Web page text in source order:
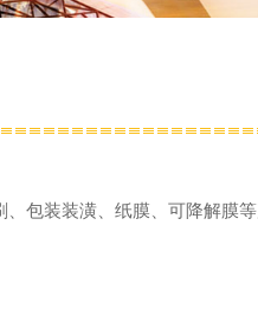
包装装潢、纸膜、可降解膜